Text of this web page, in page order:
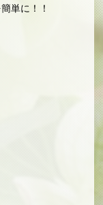
単に！！